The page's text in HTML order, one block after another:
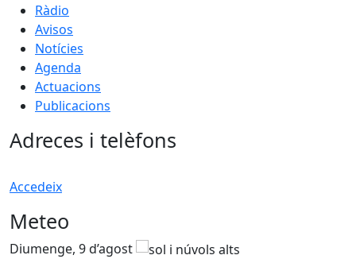
Ràdio
Avisos
Notícies
Agenda
Actuacions
Publicacions
Adreces i telèfons
Accedeix
Meteo
Diumenge, 9 d’agost